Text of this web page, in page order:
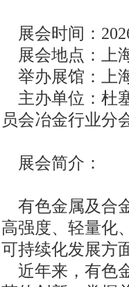
展会时间：
展会地点：上
举办展馆：上
主办单位：杜
员会冶金行业分
展会简介：
有色金属及合
高强度、轻量化
可持续化发展方
近年来，有色